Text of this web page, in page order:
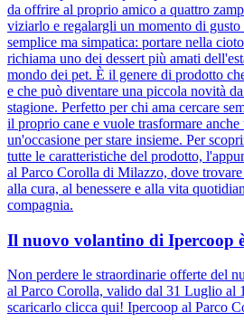
da offrire al proprio amico a quattro
viziarlo e regalargli un momento di gusto
semplice ma simpatica: portare nella
richiama uno dei dessert più amati
mondo dei pet. È il genere di prodotto
e che può diventare una piccola novità
stagione. Perfetto per chi ama cercare
il proprio cane e vuole trasformare anche
un'occasione per stare insieme. Per
tutte le caratteristiche del prodotto,
al Parco Corolla di Milazzo, dove trovare
alla cura, al benessere e alla vita
compagnia.
Il nuovo volantino di Ipercoop
Non perdere le straordinarie offerte del
al Parco Corolla, valido dal 31 Luglio al
scaricarlo clicca qui! Ipercoop al Parco